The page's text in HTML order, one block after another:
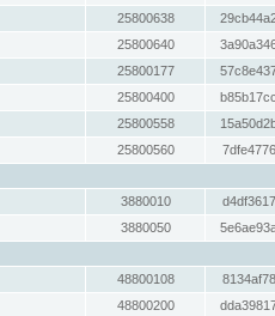
25800638
25800640
25800177
25800400
25800558
25800560
3880010
3880050
48800108
48800200